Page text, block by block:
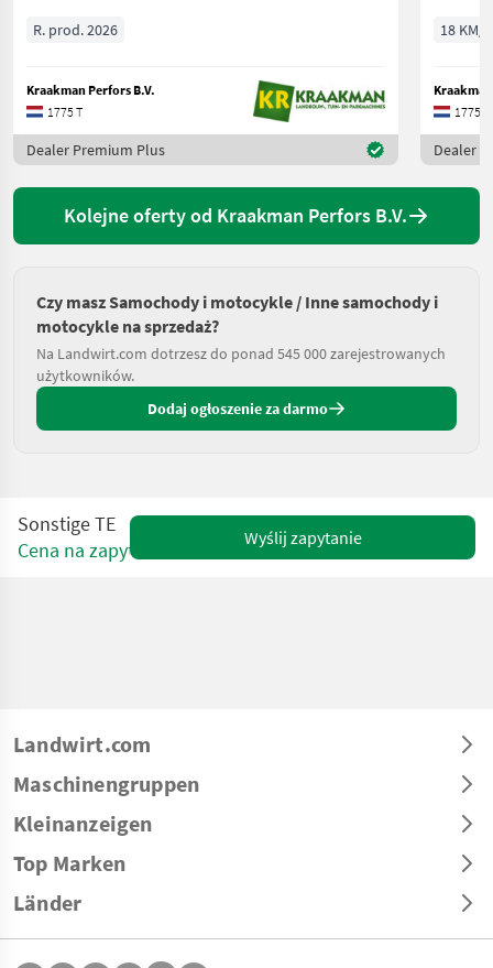
R. prod. 2026
Kraakman Perfors B.V.
1775 T
Dealer Premium Plus
18 KM/
1775 T
Dealer
Kolejne oferty od Kraakman Perfors B.V.
Czy masz Samochody i motocykle / Inne samochody i
motocykle na sprzedaż?
Na Landwirt.com dotrzesz do ponad 545 000 zarejestrowanych
użytkowników.
Dodaj ogłoszenie za darmo
Sonstige TE
Cena na zapytanie
Wyślij zapytanie
Landwirt.com
Maschinengruppen
Kleinanzeigen
Top Marken
Länder